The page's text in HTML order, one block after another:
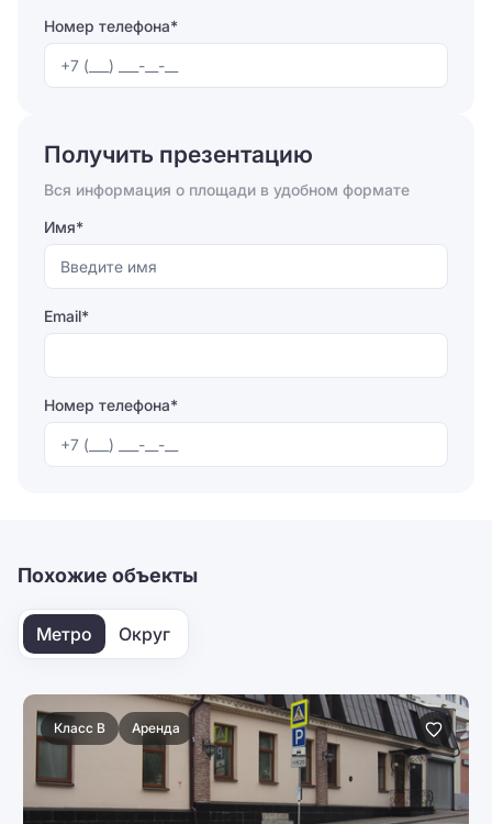
Номер телефона*
Отправить
Получить презентацию
Вся информация о площади в удобном формате
Имя*
Email*
Номер телефона*
Похожие объекты
Метро Округ
Класс B Аренда